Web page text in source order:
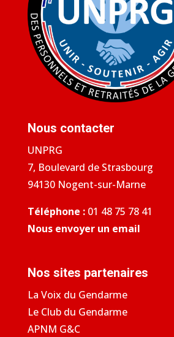
Nous contacter
UNPRG
7, Boulevard de Strasbourg
94130 Nogent-sur-Marne
Téléphone :01 48 75 78 41
Nous envoyer un email
Nos sites partenaires
La Voix du Gendarme
Le Club du Gendarme
APNM G&C